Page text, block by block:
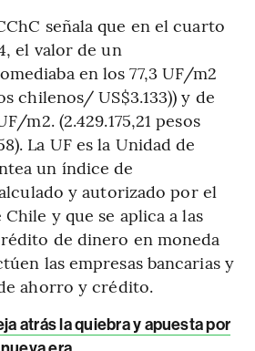
señala que en el cuarto
el valor de un
en los 77,3 UF/m2
chilenos/ US$3.133)) y de
m2. (2.429.175,21 pesos
La UF es la Unidad de
un índice de
y autorizado por el
y que se aplica a las
de dinero en moneda
las empresas bancarias y
ahorro y crédito.
atrás la quiebra y apuesta por